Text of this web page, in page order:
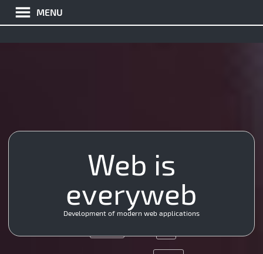
MENU
JS
JQuery
Java
HTML5
App
Web is
everyweb
Development of modern web applications